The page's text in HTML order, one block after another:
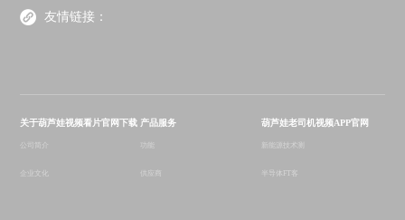
友情链接：
关于葫芦娃视频看片官网下载
公司简介
企业文化
产品服务
功能
供应商
葫芦娃老司机视频APP官网
新能源技术测
半导体FT客